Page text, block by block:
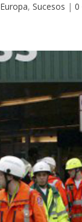
Europa,Sucesos |0